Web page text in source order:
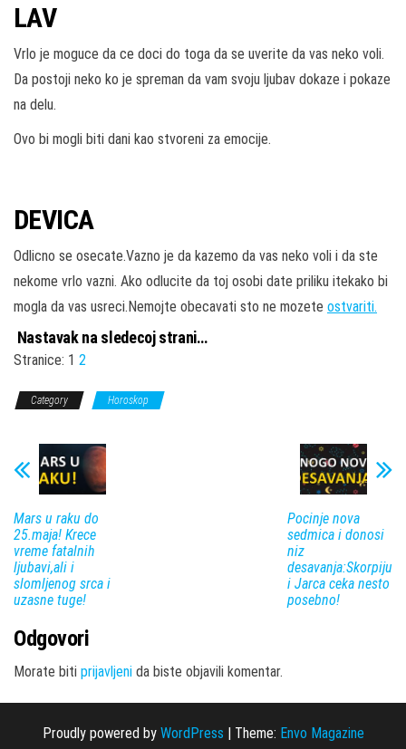
LAV
Vrlo je moguce da ce doci do toga da se uverite da vas neko voli.
Da postoji neko ko je spreman da vam svoju ljubav dokaze i pokaze
na delu.
Ovo bi mogli biti dani kao stvoreni za emocije.
DEVICA
Odlicno se osecate.Vazno je da kazemo da vas neko voli i da ste
nekome vrlo vazni. Ako odlucite da toj osobi date priliku itekako bi
mogla da vas usreci.Nemojte obecavati sto ne mozete ostvariti.
Nastavak na sledecoj strani…
Stranice: 1 2
Category Horoskop
Mars u raku do
25.maja! Krece
vreme fatalnih
ljubavi,ali i
slomljenog srca i
uzasne tuge!
Pocinje nova
sedmica i donosi
niz
desavanja:Skorpiju
i Jarca ceka nesto
posebno!
Odgovori
Morate biti prijavljeni da biste objavili komentar.
Proudly powered by WordPress | Theme: Envo Magazine